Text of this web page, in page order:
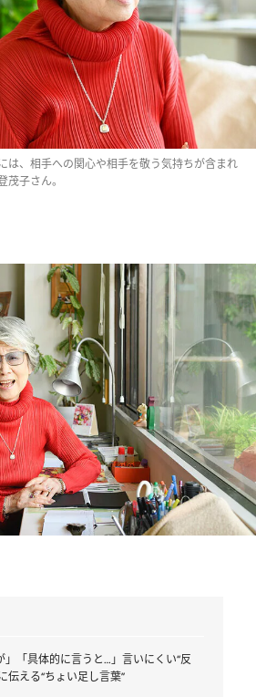
は、相手への関心や相手を敬う気持ちが含まれ
茂子さん。
」「具体的に言うと…」言いにくい“反
伝える“ちょい足し言葉”